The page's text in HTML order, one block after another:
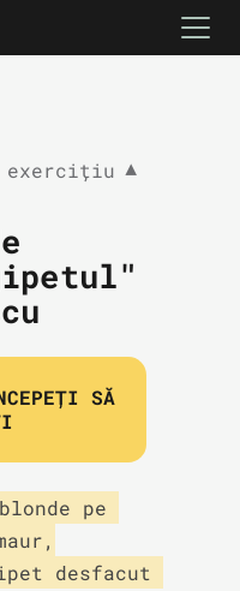
exercițiu ▼
SĂ
pe
desfacut